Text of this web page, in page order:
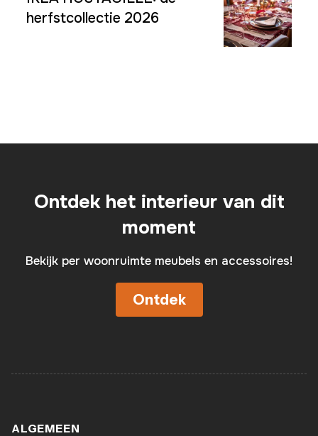
herfstcollectie 2026
Ontdek het interieur van dit
moment
Bekijk per woonruimte meubels en accessoires!
Ontdek
ALGEMEEN